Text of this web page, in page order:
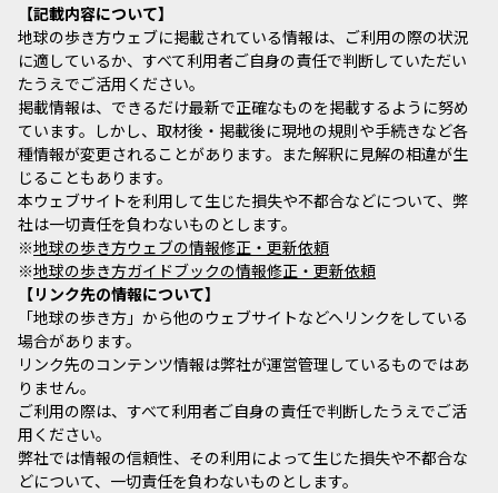
記載内容について
地球の歩き方ウェブに掲載されている情報は、ご利用の際の状況
に適しているか、すべて利用者ご自身の責任で判断していただい
たうえでご活用ください。
掲載情報は、できるだけ最新で正確なものを掲載するように努め
ています。しかし、取材後・掲載後に現地の規則や手続きなど各
種情報が変更されることがあります。また解釈に見解の相違が生
じることもあります。
本ウェブサイトを利用して生じた損失や不都合などについて、弊
社は一切責任を負わないものとします。
※地球の歩き方ウェブの情報修正・更新依頼
※地球の歩き方ガイドブックの情報修正・更新依頼
リンク先の情報について
「地球の歩き方」から他のウェブサイトなどへリンクをしている
場合があります。
リンク先のコンテンツ情報は弊社が運営管理しているものではあ
りません。
ご利用の際は、すべて利用者ご自身の責任で判断したうえでご活
用ください。
弊社では情報の信頼性、その利用によって生じた損失や不都合な
どについて、一切責任を負わないものとします。